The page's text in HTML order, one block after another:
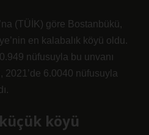
(TÜİK) göre Bostanbükü,
en kalabalık köyü oldu.
nüfusuyla bu unvanı
2021’de 6.0040 nüfusuyla
köyü